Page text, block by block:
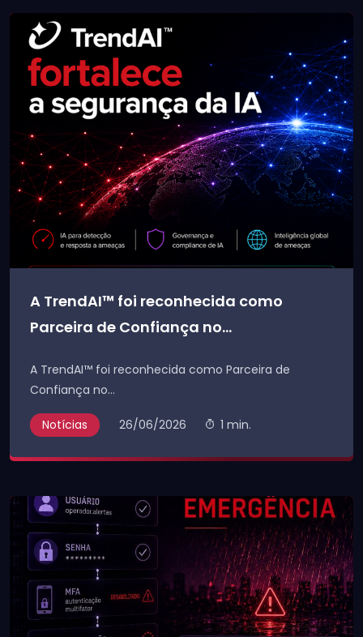
A TrendAI™ foi reconhecida como
Parceira de Confiança no...
A TrendAI™ foi reconhecida como Parceira de
Confiança no...
Notícias 26/06/2026 1 min.